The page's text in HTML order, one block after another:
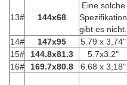
13# 144x68
Eine solche
Spezifikation
gibt es nicht.
14# 147x95 5.79 x 3,74"
15#
144.8x81.3 5.7x3.2"
16#
169.7x80.8 6.68 x 3,18"